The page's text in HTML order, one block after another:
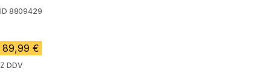
ID 8809429
89,99 €
Z DDV